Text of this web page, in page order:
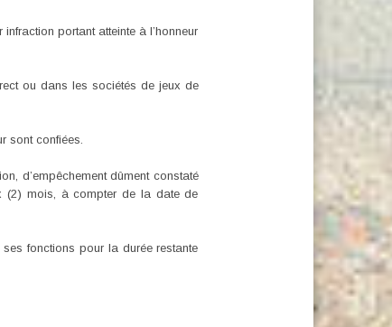
portant atteinte à l’honneur
ou dans les sociétés de jeux de
sont confiées.
d’empêchement dûment constaté
(2) mois, à compter de la date de
fonctions pour la durée restante